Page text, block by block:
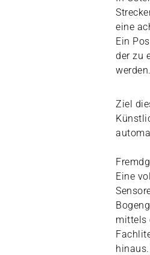
eine
Ein
der zu
werden.
Ziel
Eine
mittels